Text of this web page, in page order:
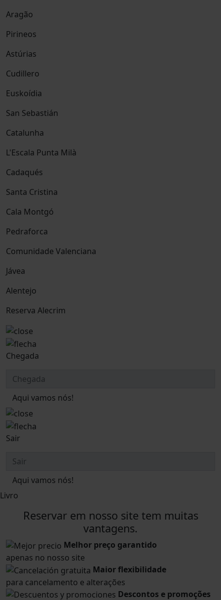
Aragão
Pirineos
Astúrias
Cudillero
Euskoídia
San Sebastián
Catalunha
L'Escala Punta Milà
Cadaqués
Santa Cristina
Cala Montgó
Pedraforca
Comunidade Valenciana
Jávea
Alentejo
Reserva Alecrim
Chegada
Aqui vamos nós!
Sair
Aqui vamos nós!
Livro
Reservar em nosso site tem muitas
vantagens.
Melhor preço garantido
apenas no nosso site
Maior flexibilidade
para cancelamento e alterações
Descontos e promoções